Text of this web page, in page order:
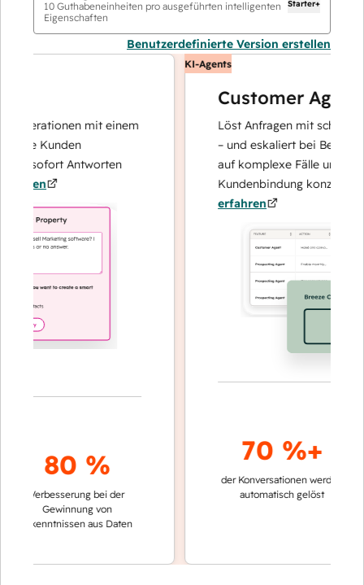
10 Guthabeneinheiten pro ausgeführten intelligenten
Eigenschaften
Starter+
Benutzerdefinierte Version erstellen
mit einem
Kunden
sofort Antworten
80 %
Verbesserung bei der
Gewinnung von
aus Daten
KI-Agents
Customer Agent
Löst Anfragen mit schnellen,
– und eskaliert bei Bedarf,
auf komplexe Fälle und den
Kundenbindung konzentrieren
erfahren
70 %+
der Konversationen werden
automatisch gelöst